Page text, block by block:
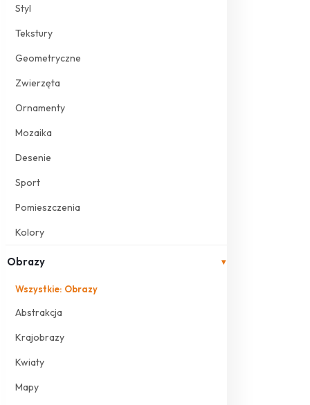
Styl
Tekstury
Geometryczne
Zwierzęta
Ornamenty
Mozaika
Desenie
Sport
Pomieszczenia
Kolory
Obrazy ▾
Wszystkie: Obrazy
Abstrakcja
Krajobrazy
Kwiaty
Mapy